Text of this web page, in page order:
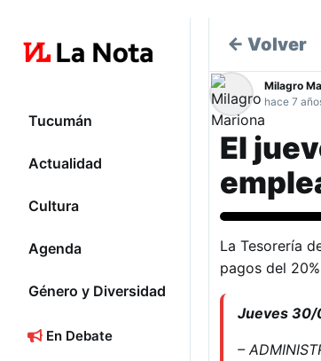
Tucumán
Actualidad
Cultura
Agenda
Género y Diversidad
En Debate
← Volver
Milagro
hace 7
El
La Tesorería
pagos del
Jueves 30/
–